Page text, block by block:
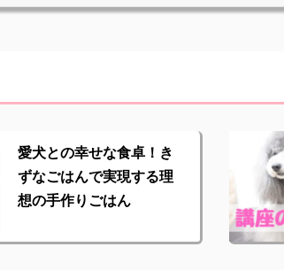
愛犬との幸せな食卓！き
ずなごはんで実現する理
想の手作りごはん